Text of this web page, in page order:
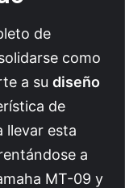
de
como
a su diseño
de
llevar esta
a
MT-09 y